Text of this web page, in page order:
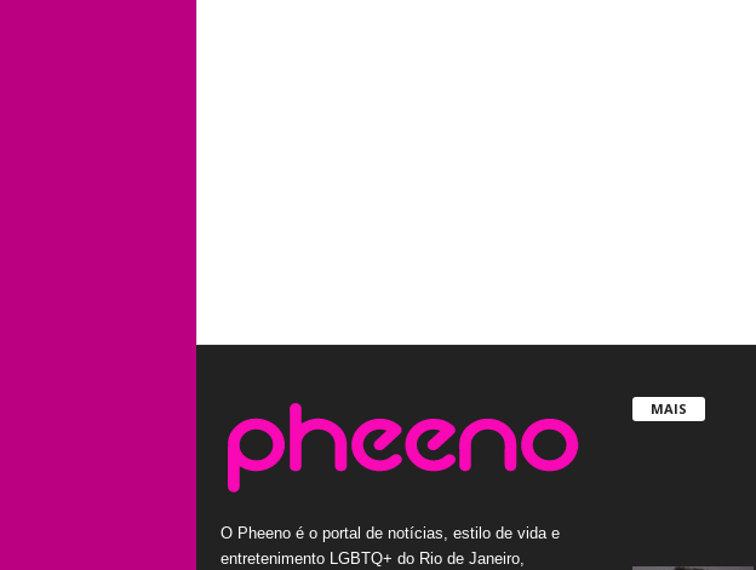
O Pheeno é o portal de notícias, estilo de vida e
entretenimento LGBTQ+ do Rio de Janeiro,
MAIS